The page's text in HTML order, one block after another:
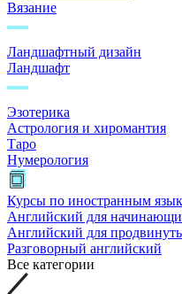
Вязание
Ландшафтный дизайн
Ландшафт
Эзотерика
Астрология и хиромантия
Таро
Нумерология
Курсы по иностранным
Английский для
Английский для
Разговорный английский
Все категории